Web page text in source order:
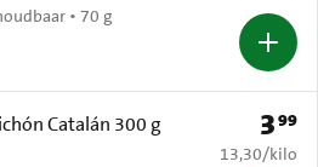
• 70 g
Catalán 300 g Prijs:
399
€ 13,30 per
13,30/kilo